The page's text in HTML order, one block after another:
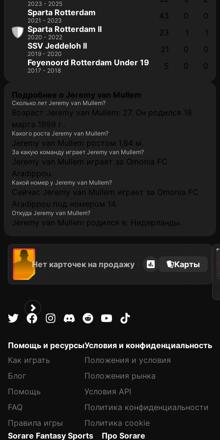
2023 - 2025
Sparta Rotterdam
2021 - 2023 43 0
0
Sparta Rotterdam II
2020 - 2022 23 1
1
SSV Jeddeloh II
2019 - 2020 21 0
0
Feyenoord Rotterdam Under 19
2017 - 2018 5 0 0
Подробнее о Jeremy van Mullem
Сколько лет Jeremy van Mullem?
Возраст Jeremy van Mullem: 27. Он родился 18
марта 1999 г..
Какого роста Jeremy van Mullem?
Jeremy van Mullem ростом 1,84 м.
За какую команду играет Jeremy van Mullem?
Jeremy van Mullem играет за Omonia FC
Aradippou.
Какой номер у Jeremy van Mullem?
Сейчас Jeremy van Mullem играет за Omonia FC
Aradippou под номером 14.
Откуда Jeremy van Mullem?
Jeremy van Mullem родился в: Нидерланды.
Нет карточек на продажу Карты
2022
Помощь и ресурсы
Как играть
Блог
Помощь
FAQ
Правила игры
Условия и конфиденциальность
Положения и условия
Положения рынка
Условия API
Политика конфиденциальности
Политика cookie
Sorare Fantasy Sports
Про Sorare